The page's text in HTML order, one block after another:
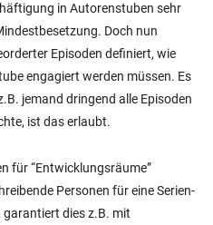
in Autorenstuben sehr
Doch nun
Episoden definiert, wie
engagiert werden müssen. Es
jemand dringend alle Episoden
ist das erlaubt.
für “Entwicklungsräume”
Personen für eine Serien-
dies z.B. mit